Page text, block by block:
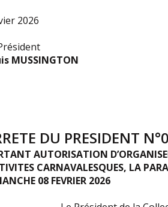
à Saint-
2026
MUSSINGTON
DU PRESIDENT
AUTORISATION
CARNAVALESQUES, LA
08 FEVRIER 2026